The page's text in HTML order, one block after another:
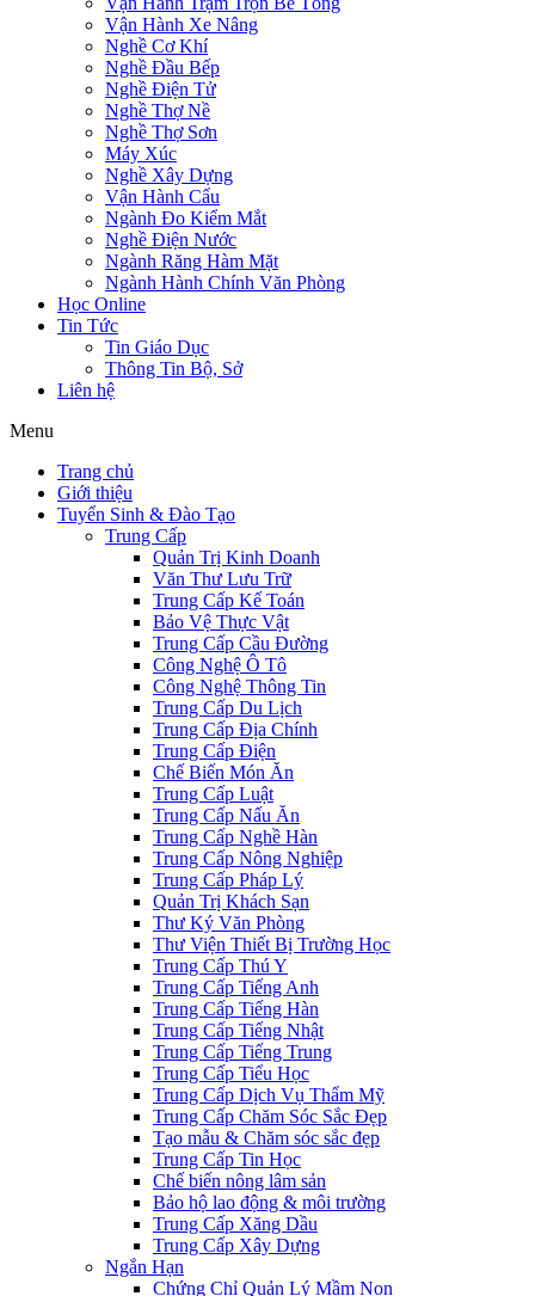
Vận Hành Xe Nâng
Nghề Cơ Khí
Nghề Đầu Bếp
Nghề Điện Tử
Nghề Thợ Nề
Nghề Thợ Sơn
Máy Xúc
Nghề Xây Dựng
Vận Hành Cẩu
Ngành Đo Kiểm Mắt
Nghề Điện Nước
Ngành Răng Hàm Mặt
Ngành Hành Chính Văn Phòng
Học Online
Tin Tức
Tin Giáo Dục
Thông Tin Bộ, Sở
Liên hệ
Menu
Trang chủ
Giới thiệu
Tuyển Sinh & Đào Tạo
Trung Cấp
Quản Trị Kinh Doanh
Văn Thư Lưu Trữ
Trung Cấp Kế Toán
Bảo Vệ Thực Vật
Trung Cấp Cầu Đường
Công Nghệ Ô Tô
Công Nghệ Thông Tin
Trung Cấp Du Lịch
Trung Cấp Địa Chính
Trung Cấp Điện
Chế Biến Món Ăn
Trung Cấp Luật
Trung Cấp Nấu Ăn
Trung Cấp Nghề Hàn
Trung Cấp Nông Nghiệp
Trung Cấp Pháp Lý
Quản Trị Khách Sạn
Thư Ký Văn Phòng
Thư Viện Thiết Bị Trường Học
Trung Cấp Thú Y
Trung Cấp Tiếng Anh
Trung Cấp Tiếng Hàn
Trung Cấp Tiếng Nhật
Trung Cấp Tiếng Trung
Trung Cấp Tiểu Học
Trung Cấp Dịch Vụ Thẩm Mỹ
Trung Cấp Chăm Sóc Sắc Đẹp
Tạo mẫu & Chăm sóc sắc đẹp
Trung Cấp Tin Học
Chế biến nông lâm sản
Bảo hộ lao động & môi trường
Trung Cấp Xăng Dầu
Trung Cấp Xây Dựng
Ngắn Hạn
Chứng Chỉ Quản Lý Mầm Non